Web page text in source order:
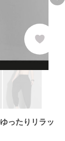
ったりリラッ